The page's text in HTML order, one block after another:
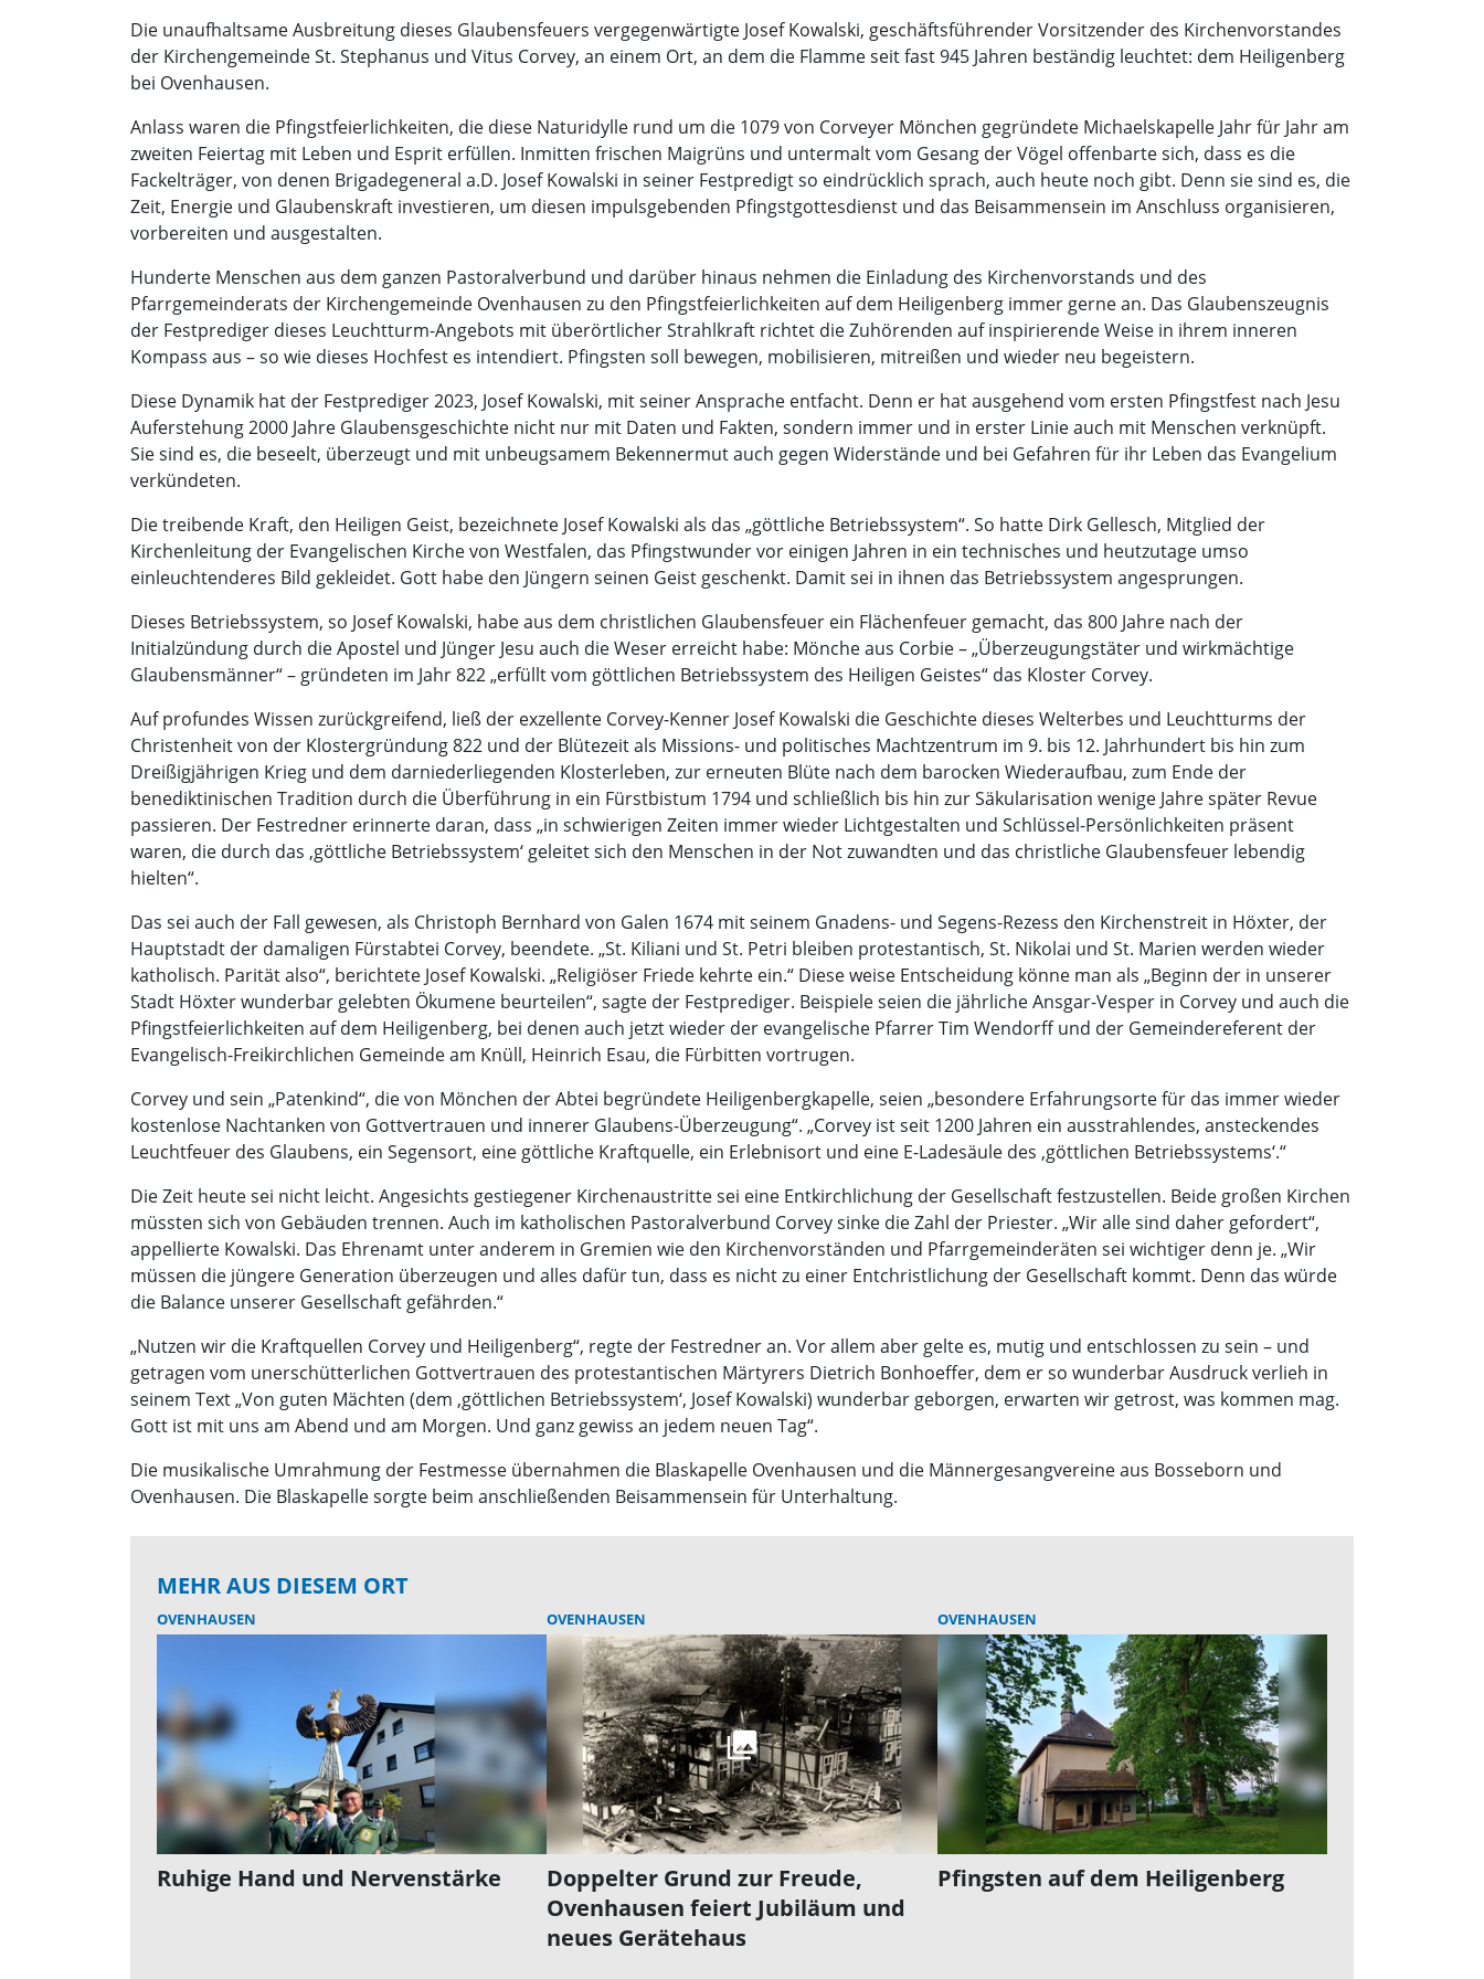
Die unaufhaltsame Ausbreitung dieses Glaubensfeuers vergegenwärtigte Josef Kowalski, geschäftsführender Vorsitzender des Kirchenvorstandes
der Kirchengemeinde St. Stephanus und Vitus Corvey, an einem Ort, an dem die Flamme seit fast 945 Jahren beständig leuchtet: dem Heiligenberg
bei Ovenhausen.
Anlass waren die Pfingstfeierlichkeiten, die diese Naturidylle rund um die 1079 von Corveyer Mönchen gegründete Michaelskapelle Jahr für Jahr am
zweiten Feiertag mit Leben und Esprit erfüllen. Inmitten frischen Maigrüns und untermalt vom Gesang der Vögel offenbarte sich, dass es die
Fackelträger, von denen Brigadegeneral a.D. Josef Kowalski in seiner Festpredigt so eindrücklich sprach, auch heute noch gibt. Denn sie sind es, die
Zeit, Energie und Glaubenskraft investieren, um diesen impulsgebenden Pfingstgottesdienst und das Beisammensein im Anschluss organisieren,
vorbereiten und ausgestalten.
Hunderte Menschen aus dem ganzen Pastoralverbund und darüber hinaus nehmen die Einladung des Kirchenvorstands und des
Pfarrgemeinderats der Kirchengemeinde Ovenhausen zu den Pfingstfeierlichkeiten auf dem Heiligenberg immer gerne an. Das Glaubenszeugnis
der Festprediger dieses Leuchtturm-Angebots mit überörtlicher Strahlkraft richtet die Zuhörenden auf inspirierende Weise in ihrem inneren
Kompass aus – so wie dieses Hochfest es intendiert. Pfingsten soll bewegen, mobilisieren, mitreißen und wieder neu begeistern.
Diese Dynamik hat der Festprediger 2023, Josef Kowalski, mit seiner Ansprache entfacht. Denn er hat ausgehend vom ersten Pfingstfest nach Jesu
Auferstehung 2000 Jahre Glaubensgeschichte nicht nur mit Daten und Fakten, sondern immer und in erster Linie auch mit Menschen verknüpft.
Sie sind es, die beseelt, überzeugt und mit unbeugsamem Bekennermut auch gegen Widerstände und bei Gefahren für ihr Leben das Evangelium
verkündeten.
Die treibende Kraft, den Heiligen Geist, bezeichnete Josef Kowalski als das „göttliche Betriebssystem“. So hatte Dirk Gellesch, Mitglied der
Kirchenleitung der Evangelischen Kirche von Westfalen, das Pfingstwunder vor einigen Jahren in ein technisches und heutzutage umso
einleuchtenderes Bild gekleidet. Gott habe den Jüngern seinen Geist geschenkt. Damit sei in ihnen das Betriebssystem angesprungen.
Dieses Betriebssystem, so Josef Kowalski, habe aus dem christlichen Glaubensfeuer ein Flächenfeuer gemacht, das 800 Jahre nach der
Initialzündung durch die Apostel und Jünger Jesu auch die Weser erreicht habe: Mönche aus Corbie – „Überzeugungstäter und wirkmächtige
Glaubensmänner“ – gründeten im Jahr 822 „erfüllt vom göttlichen Betriebssystem des Heiligen Geistes“ das Kloster Corvey.
Auf profundes Wissen zurückgreifend, ließ der exzellente Corvey-Kenner Josef Kowalski die Geschichte dieses Welterbes und Leuchtturms der
Christenheit von der Klostergründung 822 und der Blütezeit als Missions- und politisches Machtzentrum im 9. bis 12. Jahrhundert bis hin zum
Dreißigjährigen Krieg und dem darniederliegenden Klosterleben, zur erneuten Blüte nach dem barocken Wiederaufbau, zum Ende der
benediktinischen Tradition durch die Überführung in ein Fürstbistum 1794 und schließlich bis hin zur Säkularisation wenige Jahre später Revue
passieren. Der Festredner erinnerte daran, dass „in schwierigen Zeiten immer wieder Lichtgestalten und Schlüssel-Persönlichkeiten präsent
waren, die durch das ‚göttliche Betriebssystem‘ geleitet sich den Menschen in der Not zuwandten und das christliche Glaubensfeuer lebendig
hielten“.
Das sei auch der Fall gewesen, als Christoph Bernhard von Galen 1674 mit seinem Gnadens- und Segens-Rezess den Kirchenstreit in Höxter, der
Hauptstadt der damaligen Fürstabtei Corvey, beendete. „St. Kiliani und St. Petri bleiben protestantisch, St. Nikolai und St. Marien werden wieder
katholisch. Parität also“, berichtete Josef Kowalski. „Religiöser Friede kehrte ein.“ Diese weise Entscheidung könne man als „Beginn der in unserer
Stadt Höxter wunderbar gelebten Ökumene beurteilen“, sagte der Festprediger. Beispiele seien die jährliche Ansgar-Vesper in Corvey und auch die
Pfingstfeierlichkeiten auf dem Heiligenberg, bei denen auch jetzt wieder der evangelische Pfarrer Tim Wendorff und der Gemeindereferent der
Evangelisch-Freikirchlichen Gemeinde am Knüll, Heinrich Esau, die Fürbitten vortrugen.
Corvey und sein „Patenkind“, die von Mönchen der Abtei begründete Heiligenbergkapelle, seien „besondere Erfahrungsorte für das immer wieder
kostenlose Nachtanken von Gottvertrauen und innerer Glaubens-Überzeugung“. „Corvey ist seit 1200 Jahren ein ausstrahlendes, ansteckendes
Leuchtfeuer des Glaubens, ein Segensort, eine göttliche Kraftquelle, ein Erlebnisort und eine E-Ladesäule des ‚göttlichen Betriebssystems‘.“
Die Zeit heute sei nicht leicht. Angesichts gestiegener Kirchenaustritte sei eine Entkirchlichung der Gesellschaft festzustellen. Beide großen Kirchen
müssten sich von Gebäuden trennen. Auch im katholischen Pastoralverbund Corvey sinke die Zahl der Priester. „Wir alle sind daher gefordert“,
appellierte Kowalski. Das Ehrenamt unter anderem in Gremien wie den Kirchenvorständen und Pfarrgemeinderäten sei wichtiger denn je. „Wir
müssen die jüngere Generation überzeugen und alles dafür tun, dass es nicht zu einer Entchristlichung der Gesellschaft kommt. Denn das würde
die Balance unserer Gesellschaft gefährden.“
„Nutzen wir die Kraftquellen Corvey und Heiligenberg“, regte der Festredner an. Vor allem aber gelte es, mutig und entschlossen zu sein – und
getragen vom unerschütterlichen Gottvertrauen des protestantischen Märtyrers Dietrich Bonhoeffer, dem er so wunderbar Ausdruck verlieh in
seinem Text „Von guten Mächten (dem ‚göttlichen Betriebssystem‘, Josef Kowalski) wunderbar geborgen, erwarten wir getrost, was kommen mag.
Gott ist mit uns am Abend und am Morgen. Und ganz gewiss an jedem neuen Tag“.
Die musikalische Umrahmung der Festmesse übernahmen die Blaskapelle Ovenhausen und die Männergesangvereine aus Bosseborn und
Ovenhausen. Die Blaskapelle sorgte beim anschließenden Beisammensein für Unterhaltung.
MEHR AUS DIESEM ORT
OVENHAUSEN
Ruhige Hand und Nervenstärke
OVENHAUSEN
Doppelter Grund zur Freude,
Ovenhausen feiert Jubiläum und
neues Gerätehaus
OVENHAUSEN
Pfingsten auf dem Heiligenberg